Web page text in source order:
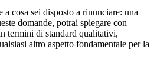
a cosa sei disposto a rinunciare: una
domande, potrai spiegare con
termini di standard qualitativi,
altro aspetto fondamentale per la